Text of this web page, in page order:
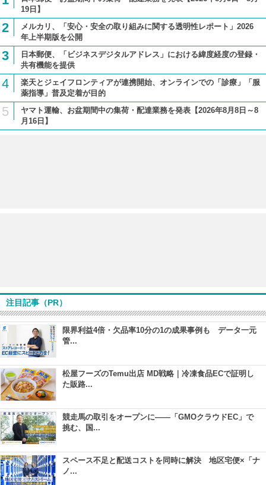
19日】
2
メルカリ、「安心・安全の取り組みに関する透明性レポート」2026
年上半期版を公開
3
日本郵便、「ビジネスデジタルアドレス」における緯度経度の登録・
共有機能を提供
4
楽天とジェイフロンティアが連携開始、オンラインでの「診療」「服
薬指導」普及定着が目的
5
ヤマト運輸、お盆期間中の集荷・配達業務を発表【2026年8月8日～8
月16日】
注目記事（PR）
限界利益4倍・欠品率10分の1の成果事例も データ一元
管...
松屋フーズのTemu出店 MD戦略｜冷凍食品ECで証明し
た販路...
競走馬の取引をオープンに――「GMOクラウドEC」で
挑む、国...
スペース不足と配送コストを同時に解決 地区宅便×「ナ
ノ...